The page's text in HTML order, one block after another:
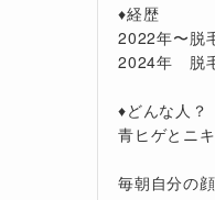
♦︎経歴
2022年〜脱
2024年 脱
♦︎どんな人？
青ヒゲとニ
毎朝自分の